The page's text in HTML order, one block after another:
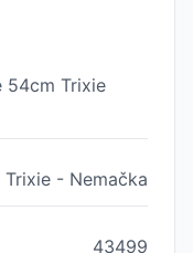
54cm Trixie
Trixie - Nemačka
43499